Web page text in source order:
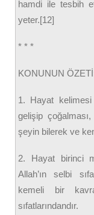
hamdi ile tesbih
yeter.[12]
* * *
KONUNUN
1. Hayat
gelişip
şeyin bilerek ve
2. Hayat birinci
Allah’ın selbi
kemeli bir
sıfatlarındandır.